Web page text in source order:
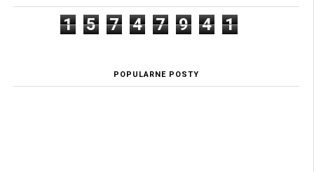
1 5 7 4 7 9 4 1
POPULARNE POSTY